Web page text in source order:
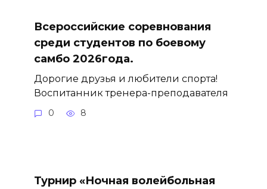
Всероссийские соревнования
среди студентов по боевому
самбо 2026года.
Дорогие друзья и любители спорта!
Воспитанник тренера-преподавателя
0 8
Турнир «Ночная волейбольная